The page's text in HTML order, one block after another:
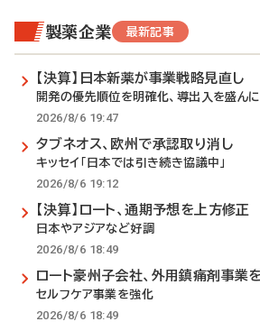
製薬企業 最新記事
【決算】日本新薬が事業戦略見直し
開発の優先順位を明確化、導出入を盛んに
2026/8/6 19:47
タブネオス、欧州で承認取り消し
キッセイ「日本では引き続き協議中」
2026/8/6 19:12
【決算】ロート、通期予想を上方修正
日本やアジアなど好調
2026/8/6 18:49
ロート豪州子会社、外用鎮痛剤事業
セルフケア事業を強化
2026/8/6 18:49